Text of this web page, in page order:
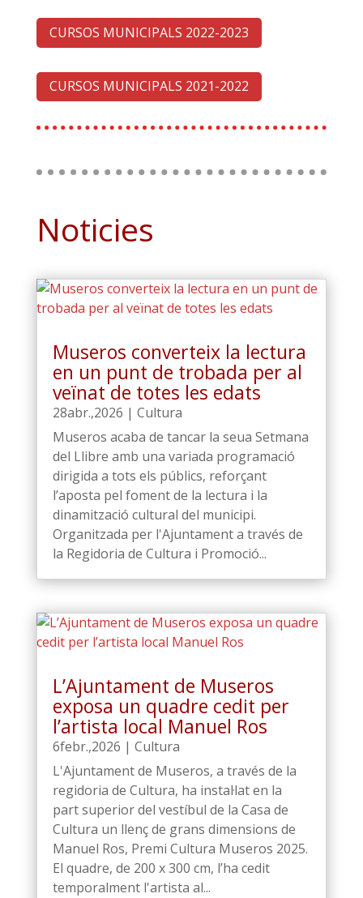
CURSOS MUNICIPALS 2022-2023
CURSOS MUNICIPALS 2021-2022
Noticies
Museros converteix la lectura
en un punt de trobada per al
veïnat de totes les edats
28abr.,2026 | Cultura
Museros acaba de tancar la seua Setmana
del Llibre amb una variada programació
dirigida a tots els públics, reforçant
l’aposta pel foment de la lectura i la
dinamització cultural del municipi.
Organitzada per l'Ajuntament a través de
la Regidoria de Cultura i Promoció...
L’Ajuntament de Museros
exposa un quadre cedit per
l’artista local Manuel Ros
6febr.,2026 | Cultura
L'Ajuntament de Museros, a través de la
regidoria de Cultura, ha instal·lat en la
part superior del vestíbul de la Casa de
Cultura un llenç de grans dimensions de
Manuel Ros, Premi Cultura Museros 2025.
El quadre, de 200 x 300 cm, l’ha cedit
temporalment l'artista al...